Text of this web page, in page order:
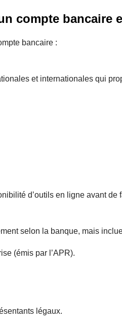
compte bancaire
bancaire :
et internationales qui
d’outils en ligne avant de
selon la banque, mais
(émis par l’APR).
légaux.